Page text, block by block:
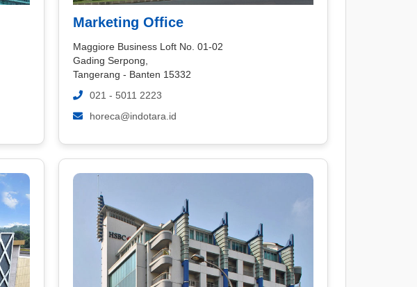
Marketing Office
Maggiore Business Loft No. 01-02
Gading Serpong,
Tangerang - Banten 15332
021 - 5011 2223
horeca@indotara.id